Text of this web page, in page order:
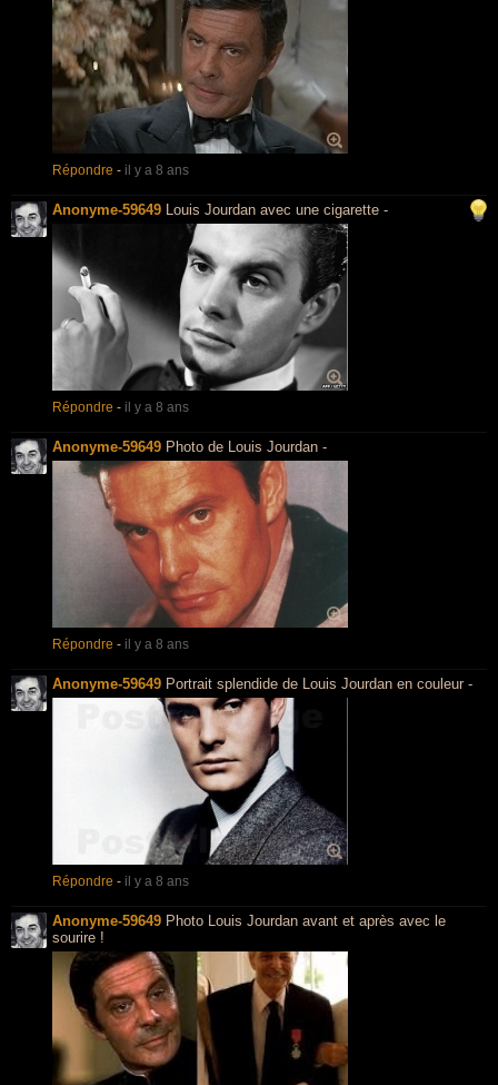
Répondre - il y a 8 ans
Anonyme-59649 Louis Jourdan avec une cigarette -
Répondre - il y a 8 ans
Anonyme-59649 Photo de Louis Jourdan -
Répondre - il y a 8 ans
Anonyme-59649 Portrait splendide de Louis Jourdan en couleur -
Répondre - il y a 8 ans
Anonyme-59649 Photo Louis Jourdan avant et après avec le
sourire !